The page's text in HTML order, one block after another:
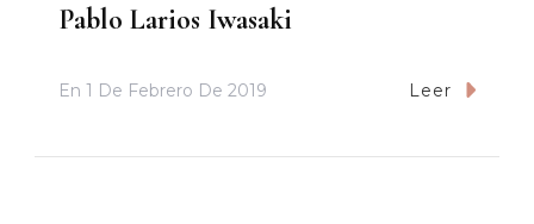
Pablo Larios Iwasaki
En 1 De Febrero De 2019 Leer